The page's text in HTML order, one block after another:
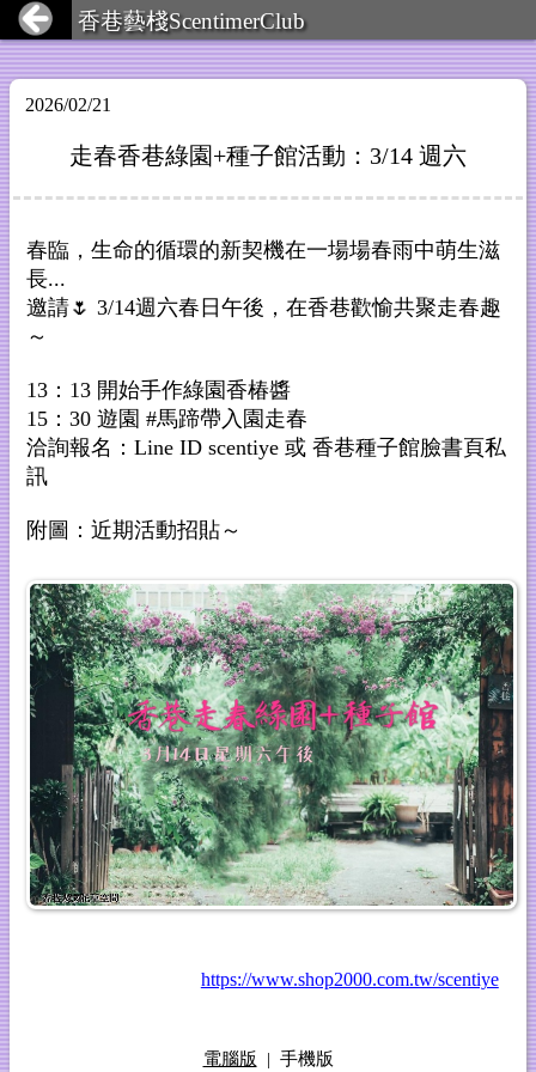
香巷藝棧ScentimerClub
2026/02/21
走春香巷綠園+種子館活動：3/14 週六
春臨，生命的循環的新契機在一場場春雨中萌生滋
長...
邀請🌷 3/14週六春日午後，在香巷歡愉共聚走春趣
～
13：13 開始手作綠園香椿醬
15：30 遊園 #馬蹄帶入園走春
洽詢報名：Line ID scentiye 或 香巷種子館臉書頁私
訊
附圖：近期活動招貼～
https://www.shop2000.com.tw/scentiye
電腦版 | 手機版